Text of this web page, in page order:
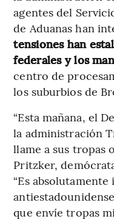
agentes del
de Aduanas han
tensiones han
federales y los
centro de
los suburbios de
“Esta mañana, el
la administración
llame a sus tropas
Pritzker,
“Es
que envíe tropas